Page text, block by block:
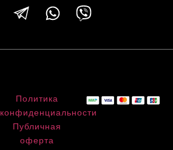
Политика
конфиденциальности
Публичная
оферта